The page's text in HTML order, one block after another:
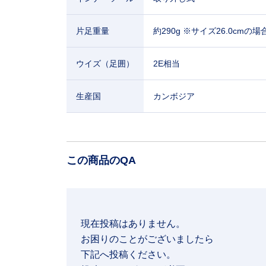
片足重量 約290g ※サイズ26.0cmの場
ウイズ（足囲） 2E相当
生産国 カンボジア
この商品のQA
現在投稿はありません。
お困りのことがございましたら
下記へ投稿ください。